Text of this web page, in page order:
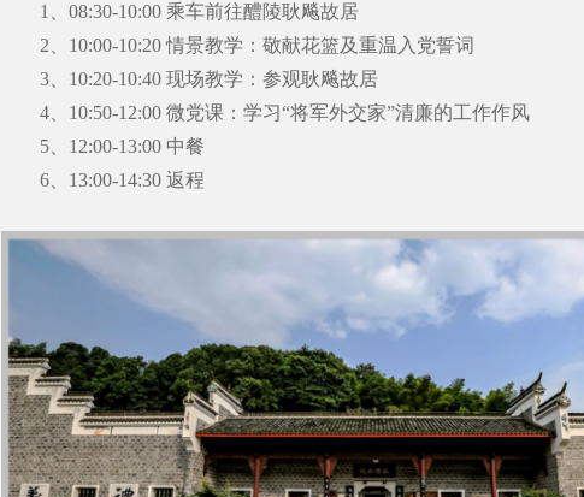
1、08:30-10:00 乘车前往醴陵耿飚故居
2、10:00-10:20 情景教学：敬献花篮及重温入党誓词
3、10:20-10:40 现场教学：参观耿飚故居
4、10:50-12:00 微党课：学习“将军外交家”清廉的工作作风
5、12:00-13:00 中餐
6、13:00-14:30 返程